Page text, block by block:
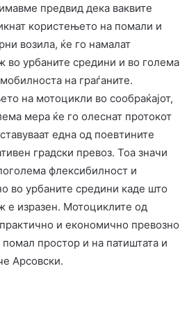
предвид дека ваквите
користењето на помали и
возила, ќе го намалат
во урбаните средини и во голема
на граѓаните.
на мотоцикли во сообраќајот,
мера ќе го олеснат протокот
една од поевтините
градски превоз. Тоа значи
флексибилност и
во урбаните средини каде што
е изразен. Мотоциклите од
практично и економично превозно
простор и на патиштата и
Арсовски.